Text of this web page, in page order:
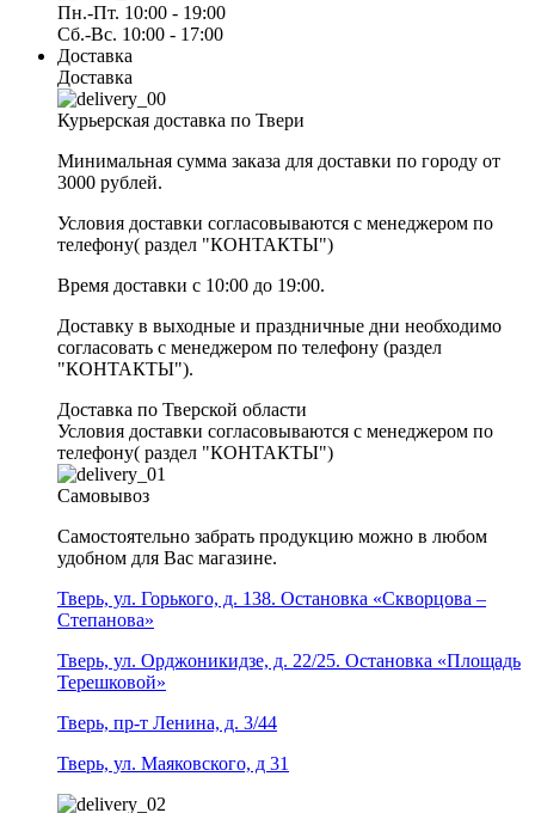
Пн.-Пт. 10:00 - 19:00
Сб.-Вс. 10:00 - 17:00
Доставка
Доставка
Курьерская доставка по Твери
Минимальная сумма заказа для доставки по городу от
3000 рублей.
Условия доставки согласовываются с менеджером по
телефону( раздел "КОНТАКТЫ")
Время доставки с 10:00 до 19:00.
Доставку в выходные и праздничные дни необходимо
согласовать с менеджером по телефону (раздел
"КОНТАКТЫ").
Доставка по Тверской области
Условия доставки согласовываются с менеджером по
телефону( раздел "КОНТАКТЫ")
Самовывоз
Самостоятельно забрать продукцию можно в любом
удобном для Вас магазине.
Тверь, ул. Горького, д. 138. Остановка «Скворцова –
Степанова»
Тверь, ул. Орджоникидзе, д. 22/25. Остановка «Площадь
Терешковой»
Тверь, пр-т Ленина, д. 3/44
Тверь, ул. Маяковского, д 31